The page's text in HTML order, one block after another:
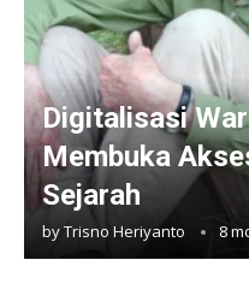
Digitalisasi
Membuka
Sejarah
byTrisno Heriyanto 8